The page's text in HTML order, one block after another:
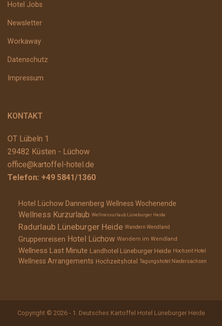
Hotel Jobs
Newsletter
Workaway
Datenschutz
Impressum
KONTAKT
OT Lübeln 1
29482 Küsten - Lüchow
office@kartoffel-hotel.de
Telefon: +49 5841/1360
Hotel Lüchow Dannenberg Wellness Wochenende
Wellness Kurzurlaub Wellnessurlaub Lüneburger Heide
Radurlaub Lüneburger Heide Wandern Wendland
Gruppenreisen Hotel Lüchow Wandern im Wendland
Wellness Last Minute Landhotel Lüneburger Heide Hochzeit Hotel
Wellness Arrangements Hochzeitshotel Tagungshotel Niedersachsen
Copyright © 2026 - 1. Deutsches Kartoffel Hotel Lüneburger Heide